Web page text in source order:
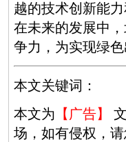
越的技术创新能
在未来的发展中
争力，为实现绿
本文关键词：
本文为 【广告】
场，如有侵权，请